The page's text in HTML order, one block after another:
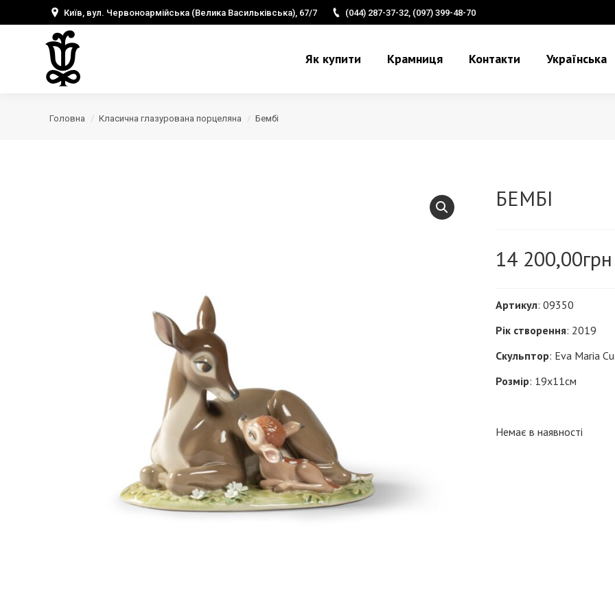
Київ, вул. Червоноармійська (Велика Васильківська), 67/7 (044) 287-37-32, (097) 399-48-70
Як купити Крамниця Контакти Українська
Головна Класична глазурована порцеляна Бембі
БЕМБІ
14 200,00грн
Артикул: 09350
Рік створення: 2019
Скульптор: Eva Maria
Розмір: 19х11см
Немає в наявності